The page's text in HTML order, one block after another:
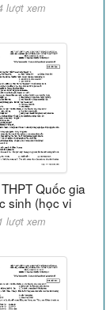
lượt xem
Quốc gia
sinh (học vi
lượt xem